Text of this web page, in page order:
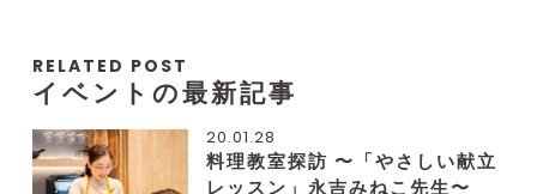
RELATED POST
イベントの最新記事
20.01.28
料理教室探訪 〜「やさしい献立
レッスン」永吉みねこ先生〜